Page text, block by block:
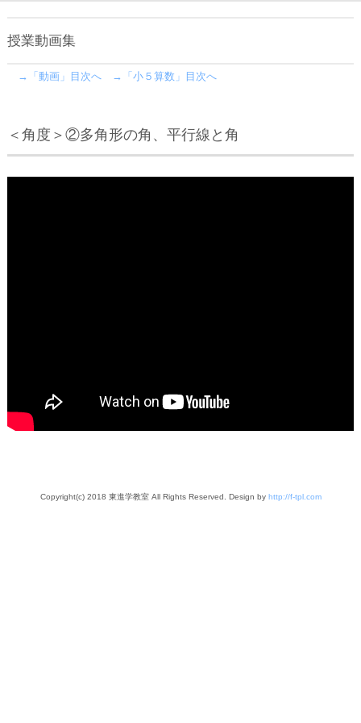
授業動画集
→「動画」目次へ →「小５算数」目次へ
＜角度＞②多角形の角、平行線と角
Copyright(c) 2018 東進学教室 All Rights Reserved. Design by http://f-tpl.com